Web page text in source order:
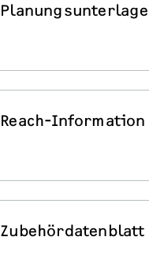
Reach-Information
Zubehördatenblatt